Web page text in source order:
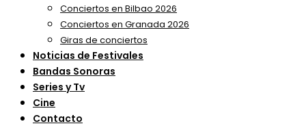
Conciertos en Bilbao 2026
Conciertos en Granada 2026
Giras de conciertos
Noticias de Festivales
Bandas Sonoras
Series y Tv
Cine
Contacto